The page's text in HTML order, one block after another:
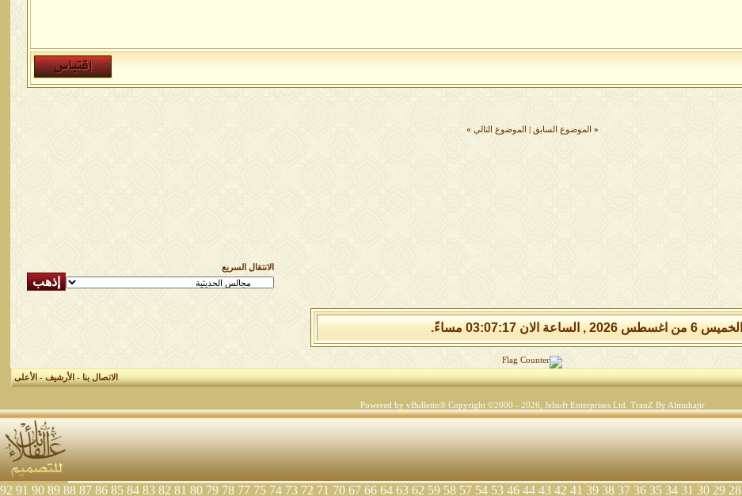
« الموضوع السابق الموضوع التالي »
الانتقال السريع
الخميس 6 من اغسطس 2026 , الساعة الان 03:07:17 مساءً.
الاتصال بنا-الأرشيف-الأعلى
Powered by vBulletin® Copyright ©2000 - 2026, Jelsoft Enterprises Ltd. TranZ By Almuhajir
28
29
30
31
34
35
36
37
38
39
41
42
43
44
46
53
54
57
58
59
62
63
64
66
67
70
71
72
73
74
75
77
78
79
80
81
82
83
84
85
86
87
88
89
90
91
92